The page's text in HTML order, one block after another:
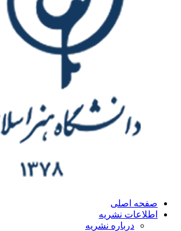
صفحه اصلی
اطلاعات نشریه
درباره نشریه